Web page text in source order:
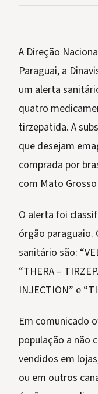
A Direção
Paraguai, a
um alerta
quatro
tirzepatida. A
que desejam
comprada por
com Mato
O alerta foi
órgão
sanitário são:
“THERA –
INJECTION” e
Em comunicado
população a não
vendidos em
ou em outros